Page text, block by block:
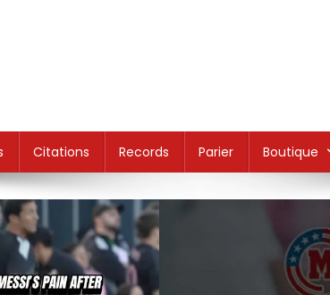
Citations Records Parier Boutique